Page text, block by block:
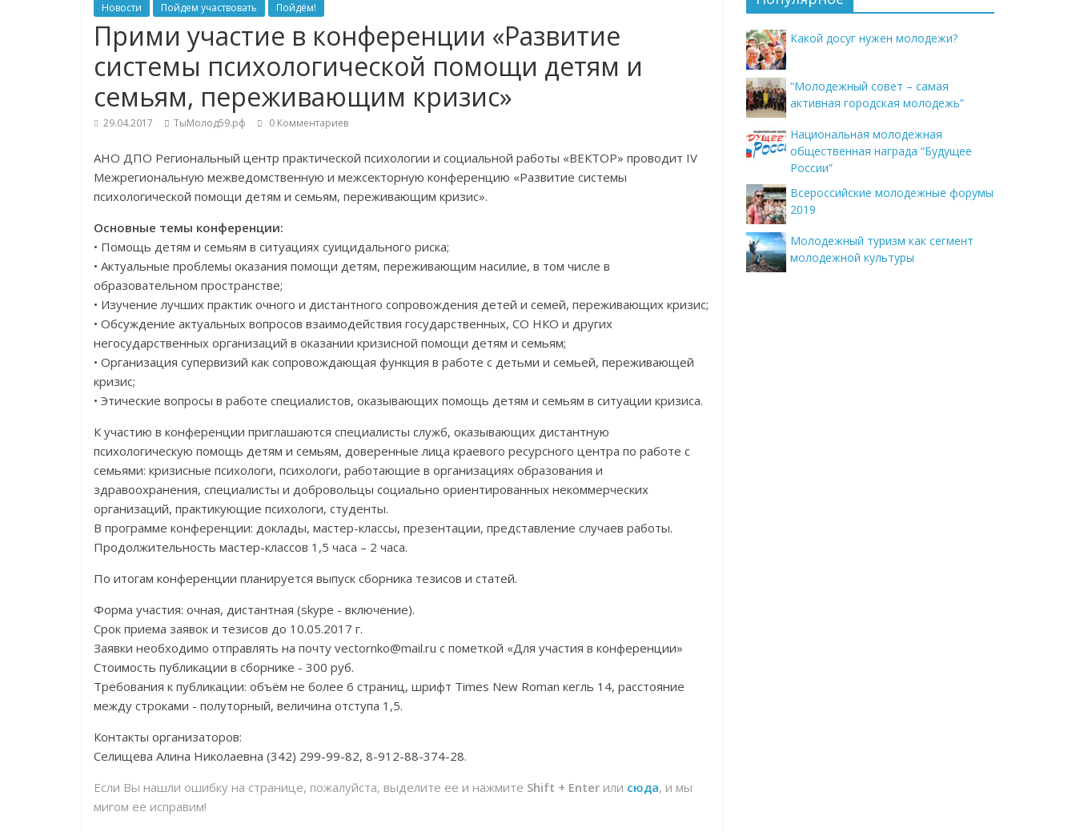
Новости Пойдем участвовать Пойдём!
Прими участие в конференции «Развитие
системы психологической помощи детям и
семьям, переживающим кризис»
29.04.2017 ТыМолод59.рф 0 Комментариев
АНО ДПО Региональный центр практической психологии и социальной работы «ВЕКТОР» проводит IV
Межрегиональную межведомственную и межсекторную конференцию «Развитие системы
психологической помощи детям и семьям, переживающим кризис».
Основные темы конференции:
• Помощь детям и семьям в ситуациях суицидального риска;
• Актуальные проблемы оказания помощи детям, переживающим насилие, в том числе в
образовательном пространстве;
• Изучение лучших практик очного и дистантного сопровождения детей и семей, переживающих кризис;
• Обсуждение актуальных вопросов взаимодействия государственных, СО НКО и других
негосударственных организаций в оказании кризисной помощи детям и семьям;
• Организация супервизий как сопровождающая функция в работе с детьми и семьей, переживающей
кризис;
• Этические вопросы в работе специалистов, оказывающих помощь детям и семьям в ситуации кризиса.
К участию в конференции приглашаются специалисты служб, оказывающих дистантную
психологическую помощь детям и семьям, доверенные лица краевого ресурсного центра по работе с
семьями: кризисные психологи, психологи, работающие в организациях образования и
здравоохранения, специалисты и добровольцы социально ориентированных некоммерческих
организаций, практикующие психологи, студенты.
В программе конференции: доклады, мастер-классы, презентации, представление случаев работы.
Продолжительность мастер-классов 1,5 часа – 2 часа.
По итогам конференции планируется выпуск сборника тезисов и статей.
Форма участия: очная, дистантная (skype - включение).
Срок приема заявок и тезисов до 10.05.2017 г.
Заявки необходимо отправлять на почту vectornko@mail.ru с пометкой «Для участия в конференции»
Стоимость публикации в сборнике - 300 руб.
Требования к публикации: объём не более 6 страниц, шрифт Times New Roman кегль 14, расстояние
между строками - полуторный, величина отступа 1,5.
Контакты организаторов:
Селищева Алина Николаевна (342) 299-99-82, 8-912-88-374-28.
Если Вы нашли ошибку на странице, пожалуйста, выделите ее и нажмите Shift + Enter или сюда, и мы
мигом ее исправим!
Какой досуг нужен молодежи?
“Молодежный совет – самая
активная городская молодежь”
Национальная молодежная
общественная награда “Будущее
России”
Всероссийские молодежные форумы
2019
Молодежный туризм как сегмент
молодежной культуры